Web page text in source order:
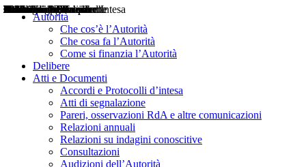
Autorità
Che cos’è l’Autorità
Che cosa fa l’Autorità
Come si finanzia l’Autorità
Delibere
Atti e Documenti
Accordi e Protocolli d’intesa
Atti di segnalazione
Pareri, osservazioni RdA e altre comunicazioni
Relazioni annuali
Relazioni su indagini conoscitive
Consultazioni
Audizioni dell’Autorità
Delibere
Pareri
Consultazioni
Audizioni
Atti di Segnalazione
Accordi e Protocolli d'Intesa
Relazioni annuali
Misure di regolazione
Notizie
Comunicati Stampa
Bollettini ART
Convegni ART
Interviste del Presidente
Articoli in primo piano
Interventi del Presidente
2004
2005
2010
2013
2014
2015
2016
2017
2018
2019
202
2020
2021
2022
2023
2024
2025
2026
Aereo
Marittimo
Terrestre